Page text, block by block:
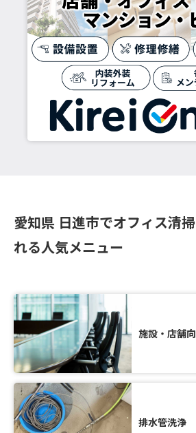
愛知県 日進市でオフィス清
れる人気メニュー
施設・店舗
排水管洗浄